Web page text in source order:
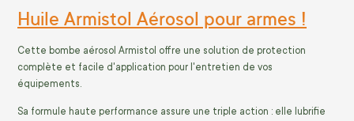
Huile Armistol Aérosol pour armes !
Cette bombe aérosol Armistol offre une solution de protection
complète et facile d'application pour l'entretien de vos
équipements.
Sa formule haute performance assure une triple action : elle lubrifie